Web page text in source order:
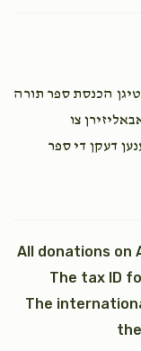
פנחס
(פרשת התשובה)
$2,600.00
צום גרויסארטיגן הכנסת ספר תורה
צו
דעקן די ספר
All donations on
The tax ID
The